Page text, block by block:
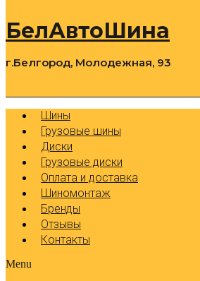
БелАвтоШина
г.Белгород, Молодежная, 93
Шины
Грузовые шины
Диски
Грузовые диски
Оплата и доставка
Шиномонтаж
Бренды
Отзывы
Контакты
Menu